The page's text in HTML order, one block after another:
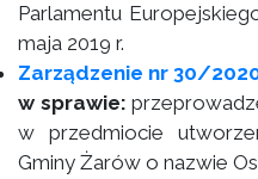
Parlamentu
maja 2019 r.
Zarządzenie nr 30/
w sprawie:
w przedmiocie
Gminy Żarów o nazwie